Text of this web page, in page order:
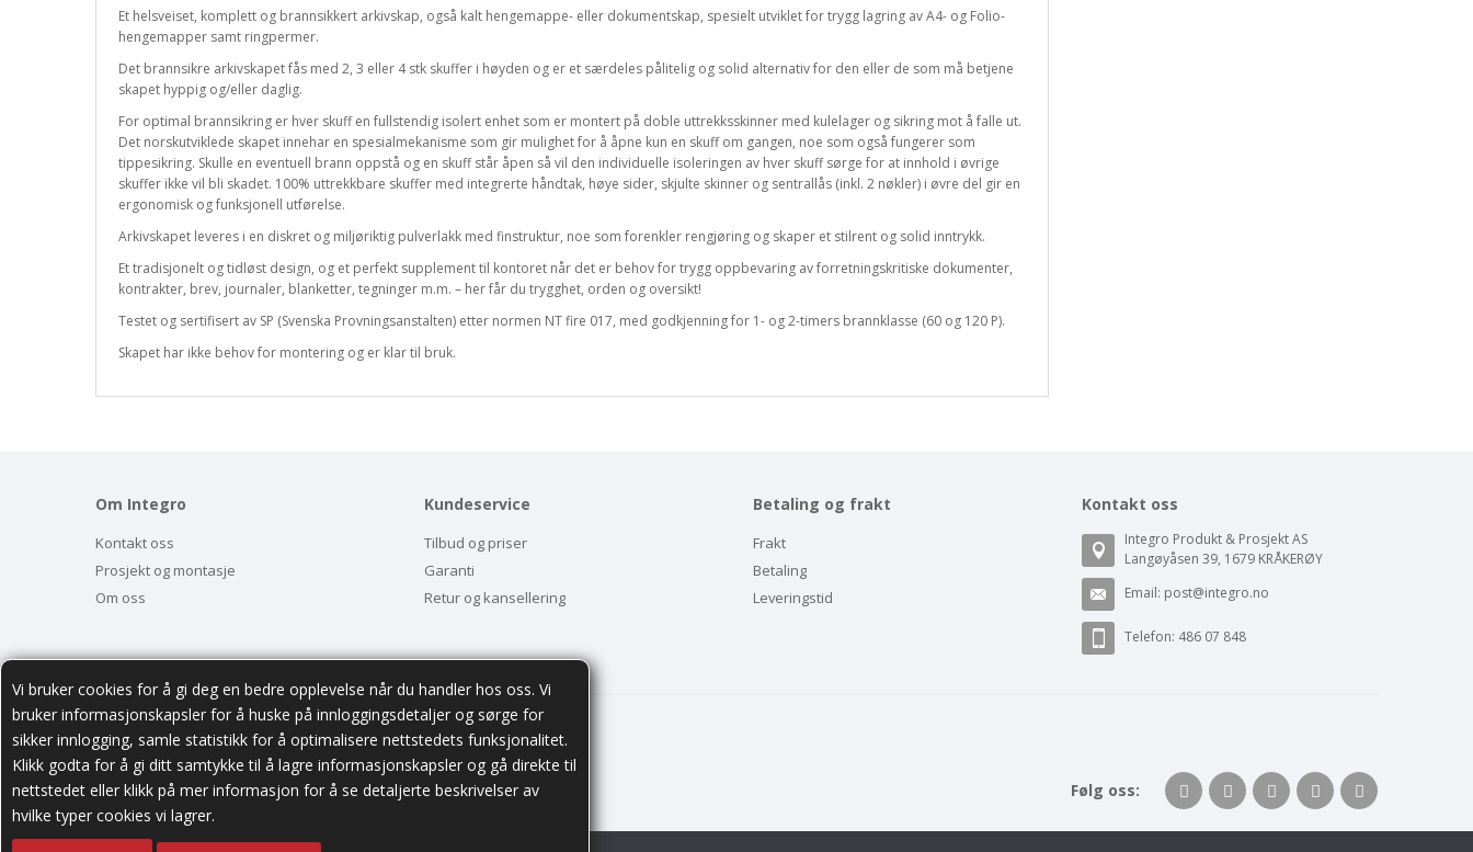
Vi bruker cookies for å gi deg en bedre opplevelse når du handler hos oss. Vi
bruker informasjonskapsler for å huske på innloggingsdetaljer og sørge for
sikker innlogging, samle statistikk for å optimalisere nettstedets funksjonalitet.
Klikk godta for å gi ditt samtykke til å lagre informasjonskapsler og gå direkte til
nettstedet eller klikk på mer informasjon for å se detaljerte beskrivelser av
hvilke typer cookies vi lagrer.
Et helsveiset, komplett og brannsikkert arkivskap, også kalt hengemappe- eller dokumentskap, spesielt utviklet for trygg lagring av A4- og Folio-
hengemapper samt ringpermer.
Det brannsikre arkivskapet fås med 2, 3 eller 4 stk skuffer i høyden og er et særdeles pålitelig og solid alternativ for den eller de som må betjene
skapet hyppig og/eller daglig.
For optimal brannsikring er hver skuff en fullstendig isolert enhet som er montert på doble uttrekksskinner med kulelager og sikring mot å falle ut.
Det norskutviklede skapet innehar en spesialmekanisme som gir mulighet for å åpne kun en skuff om gangen, noe som også fungerer som
tippesikring. Skulle en eventuell brann oppstå og en skuff står åpen så vil den individuelle isoleringen av hver skuff sørge for at innhold i øvrige
skuffer ikke vil bli skadet. 100% uttrekkbare skuffer med integrerte håndtak, høye sider, skjulte skinner og sentrallås (inkl. 2 nøkler) i øvre del gir en
ergonomisk og funksjonell utførelse.
Arkivskapet leveres i en diskret og miljøriktig pulverlakk med finstruktur, noe som forenkler rengjøring og skaper et stilrent og solid inntrykk.
Et tradisjonelt og tidløst design, og et perfekt supplement til kontoret når det er behov for trygg oppbevaring av forretningskritiske dokumenter,
kontrakter, brev, journaler, blanketter, tegninger m.m. – her får du trygghet, orden og oversikt!
Testet og sertifisert av SP (Svenska Provningsanstalten) etter normen NT fire 017, med godkjenning for 1- og 2-timers brannklasse (60 og 120 P).
Skapet har ikke behov for montering og er klar til bruk.
Om Integro
Kontakt oss
Prosjekt og montasje
Om oss
Kundeservice
Tilbud og priser
Garanti
Retur og kansellering
Betaling og frakt
Frakt
Betaling
Leveringstid
Kontakt oss
Integro Produkt & Prosjekt AS
Langøyåsen 39, 1679 KRÅKERØY
Email: post@integro.no
Telefon: 486 07 848
Følg oss